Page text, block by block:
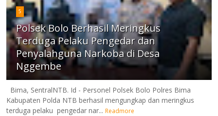
5
Polsek Bolo Berhasil Meringkus
Terduga Pelaku Pengedar dan
Penyalahguna Narkoba di Desa
Nggembe
Bima, SentralNTB. Id - Personel Polsek Bolo Polres Bima
Kabupaten Polda NTB berhasil mengungkap dan meringkus
terduga pelaku pengedar nar... Readmore